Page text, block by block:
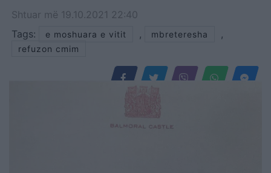
Shtuar më 19.10.2021 22:40
Tags:
e moshuara e vitit , mbreteresha ,
refuzon cmim